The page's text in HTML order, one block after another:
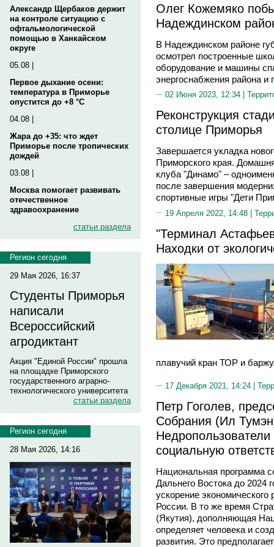
Александр Щербаков держит
на контроле ситуацию с
офтальмологической
помощью в Ханкайском
округе
05.08 |
Первое дыхание осени:
температура в Приморье
опустится до +8 °C
04.08 |
Жара до +35: что ждет
Приморье после тропических
дождей
03.08 |
Москва помогает развивать
отечественное
здравоохранение
статьи раздела
Регион сегодня
29 Мая 2026, 16:37
Студенты Приморья
написали
Всероссийский
агродиктант
Акция "Единой России" прошла
на площадке Приморского
государственного аграрно-
технологического университета
статьи раздела
Регион сегодня
28 Мая 2026, 14:16
Олег Кожемяко
Надеждинском
В Надеждинском районе
осмотрел построенные
оборудование и машины
энергоснабжения района и
02 Июня 2023, 12:34 |
Реконструкция
столице Приморья
Завершается укладка
Приморского края.
клуба "Динамо" –
после завершения
спортивные игры "Дети
19 Апреля 2022, 14:48 |
"Терминал
Находки от
плавучий кран ТОР и
17 Декабря 2021, 14:24 |
Петр Гоголев,
Собрания (Ил
социальную
Национальная программа
Дальнего Востока до 2024
ускорение
России. В то же время
(Якутия), дополняющая
определяет человека и
развития. Это